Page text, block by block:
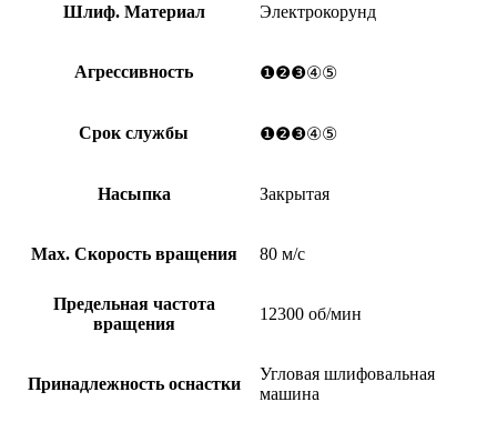
Шлиф. Материал Электрокорунд
Агрессивность ❶❷❸④⑤
Срок службы ❶❷❸④⑤
Насыпка Закрытая
Мах. Скорость вращения 80 м/с
Предельная частота
вращения
12300 об/мин
Принадлежность оснастки
Угловая шлифовальная
машина